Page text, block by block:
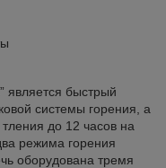
является быстрый
системы горения, а
до 12 часов на
режима горения
оборудована тремя